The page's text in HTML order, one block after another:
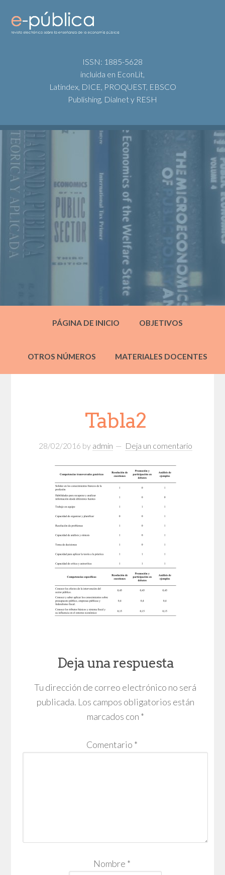
ISSN: 1885-5628
incluida en EconLit,
Latindex, DICE, PROQUEST, EBSCO
Publishing, Dialnet y RESH
PÁGINA DE INICIO OBJETIVOS
OTROS NÚMEROS MATERIALES DOCENTES
Tabla2
28/02/2016 by admin Deja un comentario
Deja una respuesta
Tu dirección de correo electrónico no será
publicada. Los campos obligatorios están
marcados con *
Comentario *
Nombre *